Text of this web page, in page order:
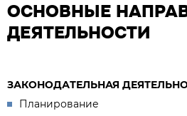
ОСНОВНЫЕ
ДЕЯТЕЛЬНОСТИ
ЗАКОНОДАТЕЛЬНАЯ
Планирование